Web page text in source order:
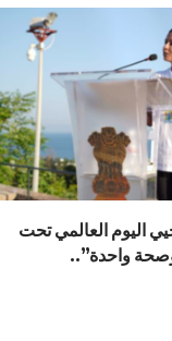
اليوم العالمي تحت
واحدة”..